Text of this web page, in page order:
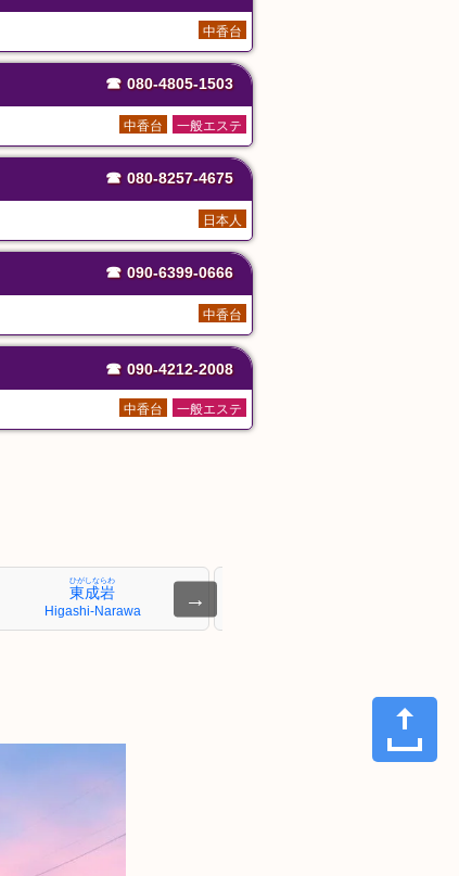
中香台
☎ 080-4805-1503
一般エステ
中香台
☎ 080-8257-4675
日本人
☎ 090-6399-0666
中香台
☎ 090-4212-2008
一般エステ
中香台
東成岩
ひがしならわ
Higashi-Narawa
→